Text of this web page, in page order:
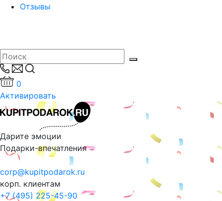
Отзывы
0
Активировать
Дарите эмоции
Подарки-впечатления
corp@kupitpodarok.ru
корп. клиентам
+7 (495) 225-45-90